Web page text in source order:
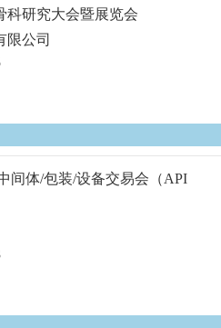
科研究大会暨展览会
限公司
间体/包装/设备交易会（API